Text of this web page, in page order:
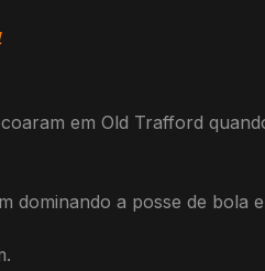
em Old Trafford
dominando a posse de bola